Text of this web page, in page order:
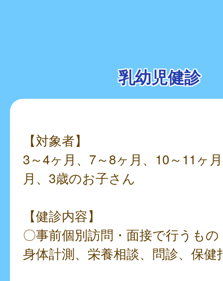
乳幼児健診
【対象者】
3～4ヶ月、7～8ヶ月、10～11ヶ
月、3歳のお子さん
【健診内容】
〇事前個別訪問・面接で行うもの
身体計測、栄養相談、問診、保健